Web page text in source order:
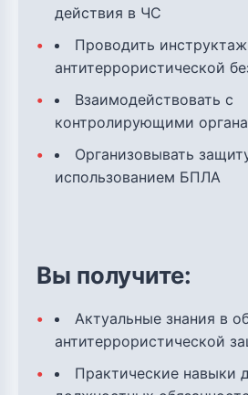
действия в ЧС
Проводить
антитеррористической
Взаимодействовать с
контролирующими
Организовывать
использованием БПЛА
Вы получите:
Актуальные знания в
антитеррористической
Практические навыки